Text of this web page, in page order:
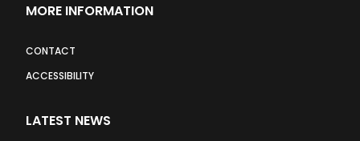
MORE INFORMATION
CONTACT
ACCESSIBILITY
LATEST NEWS